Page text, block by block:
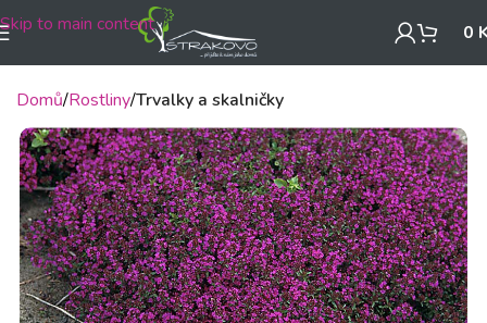
Skip to main content 0
Domů Rostliny Trvalky a skalničky